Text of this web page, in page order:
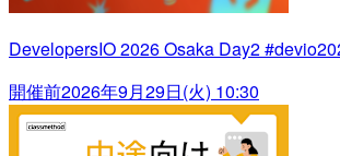
DevelopersIO 2026 Osaka Day2
開催前2026年9月29日(火) 10:30